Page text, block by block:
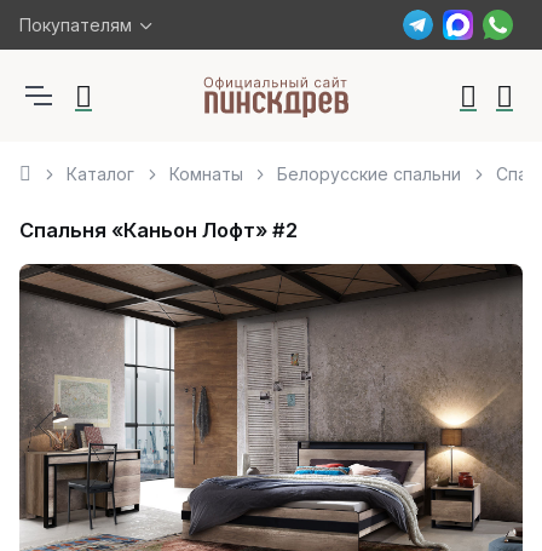
Покупателям
Каталог Комнаты Белорусские спальни
Спальня «Каньон Лофт» #2